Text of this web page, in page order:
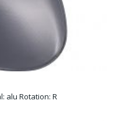
alu Rotation: R